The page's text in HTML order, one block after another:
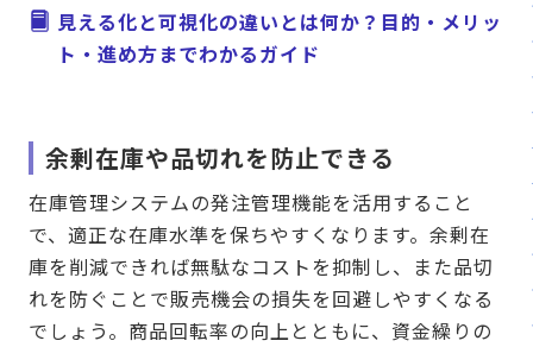
見える化と可視化の違いとは何か？目的・メリッ
ト・進め方までわかるガイド
余剰在庫や品切れを防止できる
在庫管理システムの発注管理機能を活用すること
で、適正な在庫水準を保ちやすくなります。余剰在
庫を削減できれば無駄なコストを抑制し、また品切
れを防ぐことで販売機会の損失を回避しやすくなる
でしょう。商品回転率の向上とともに、資金繰りの